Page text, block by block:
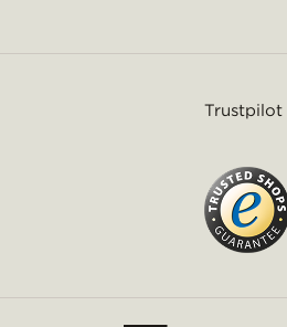
Trustpilot